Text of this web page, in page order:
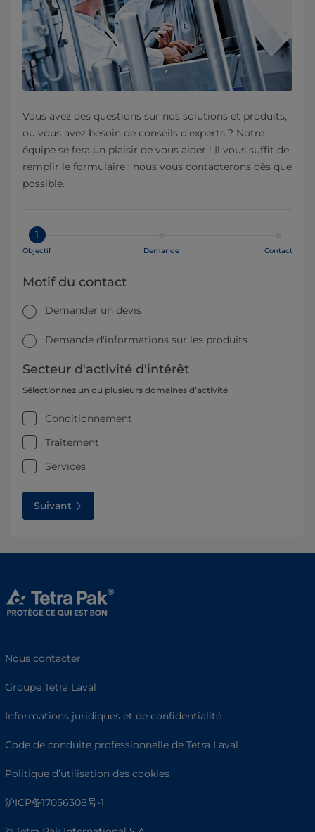
Vous avez des questions sur nos solutions et produits,
ou vous avez besoin de conseils d’experts ? Notre
équipe se fera un plaisir de vous aider ! Il vous suffit de
remplir le formulaire ; nous vous contacterons dès que
possible.
1
Objectif Demande Contact
Motif du contact
Demander un devis
Demande d'informations sur les produits
Secteur d'activité d'intérêt
Sélectionnez un ou plusieurs domaines d’activité
Conditionnement
Traitement
Services
Suivant
Nous contacter
Groupe Tetra Laval
Informations juridiques et de confidentialité
Code de conduite professionnelle de Tetra Laval
Politique d’utilisation des cookies
沪ICP备17056308号-1